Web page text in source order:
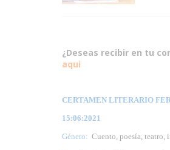
¿Deseas recibir en tu
aqui
CERTAMEN LITERARIO
15:06:2021
Género: Cuento, poesía,